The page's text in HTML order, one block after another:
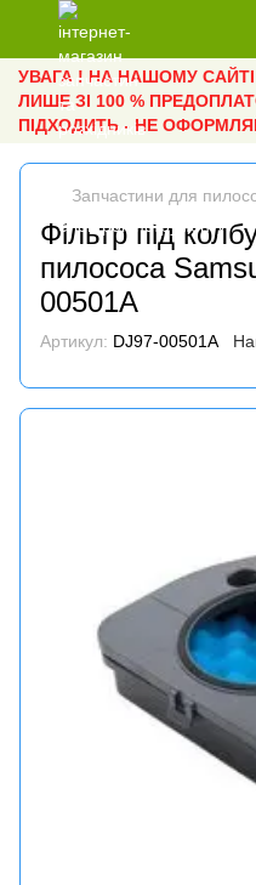
УВАГА ! НА НАШОМУ
ЛИШЕ ЗІ 100 %
ПІДХОДИТЬ - НЕ
Запчастини для
Фільтр під
пилососа
00501A
Артикул: DJ97-00501A